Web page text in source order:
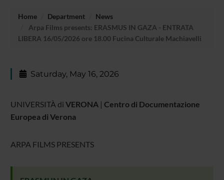
Home Department
News
Arpa Films presents: ERASMUS IN GAZA - ENTRATA
LIBERA 16/05/2026 ore 18.00 Fucina Culturale Machiavelli
Saturday, May 16, 2026
UNIVERSITÀ di VERONA| Centro di Documentazione
Europea di Verona
ARPA FILMS PRESENTS